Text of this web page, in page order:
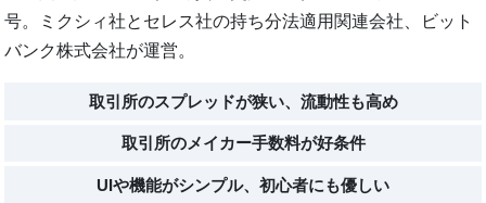
号。ミクシィ社とセレス社の持ち分法適用関連会社、ビット
バンク株式会社が運営。
取引所のスプレッドが狭い、流動性も高め
取引所のメイカー手数料が好条件
UIや機能がシンプル、初心者にも優しい